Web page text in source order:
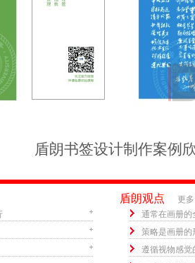
盾朗书签设计制作案例
盾朗观点
更多
通常在画册的
策略是画册的
遵循视物感觉